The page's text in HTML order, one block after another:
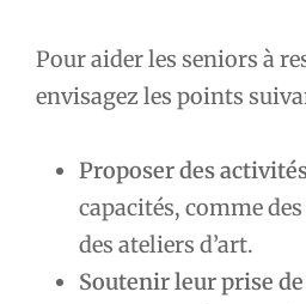
Pour aider les seniors à
envisagez les points
Proposer des
capacités, comme
des ateliers d’art.
Soutenir leur prise